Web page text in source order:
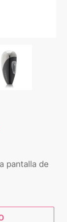
pantalla de